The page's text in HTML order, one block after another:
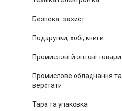
Безпека і захист
Подарунки, хобі, книги
Промислові й оптові товари
Промислове обладнання та
верстати
Тара та упаковка